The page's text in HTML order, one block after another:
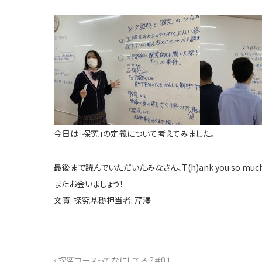
今日は「探究」の定義について考えてみました。
最後まで読んでいただいたみなさん、T(h)ank you so
またお会いましょう！
文責: 探究基礎担当者: 芹澤
‹